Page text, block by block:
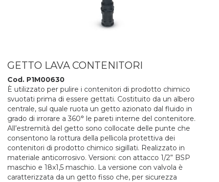
GETTO LAVA CONTENITORI
Cod. P1M00630
È utilizzato per pulire i contenitori di prodotto chimico
svuotati prima di essere gettati. Costituito da un albero
centrale, sul quale ruota un getto azionato dal fluido in
grado di irrorare a 360° le pareti interne del contenitore.
All’estremità del getto sono collocate delle punte che
consentono la rottura della pellicola protettiva dei
contenitori di prodotto chimico sigillati. Realizzato in
materiale anticorrosivo. Versioni: con attacco 1/2” BSP
maschio e 18x1,5 maschio. La versione con valvola è
caratterizzata da un getto fisso che, per sicurezza